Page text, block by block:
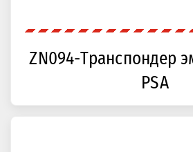
ZN094-Транспондер
PSA